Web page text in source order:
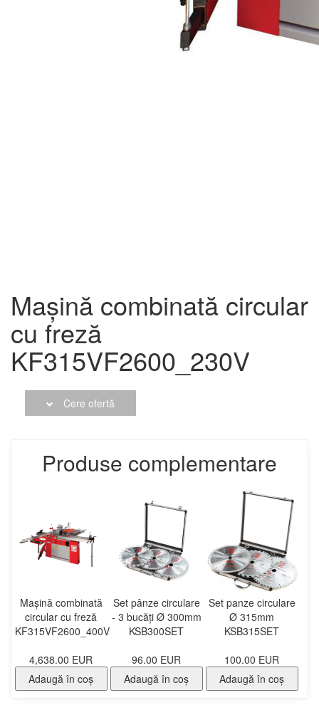
Mașină combinată circular
cu freză
KF315VF2600_230V
Cere ofertă
Produse complementare
Mașină combinată
circular cu freză
KF315VF2600_400V
4,638.00 EUR
Adaugă în coş
Set pânze circulare
- 3 bucăți Ø 300mm
KSB300SET
96.00 EUR
Adaugă în coş
Set panze circulare
Ø 315mm
KSB315SET
100.00 EUR
Adaugă în coş